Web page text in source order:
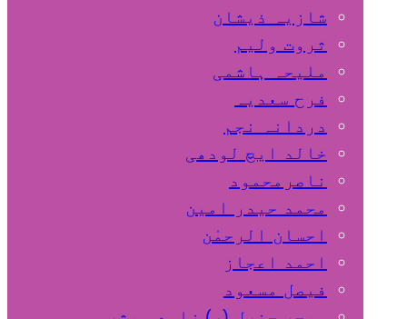
شازیہ ذیشان
ثروت ولیم
ملیحہ ہاشمی
فرح سعدیہ
دردانہ نجم
خالد ایچ لودھی
ناصرمحمود
محمد حیدر امین
احسان الرحمٰن
احمد اعجاز
فیصل مسعود